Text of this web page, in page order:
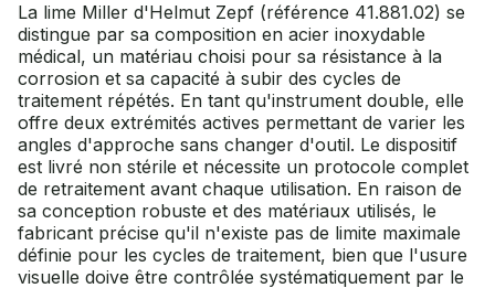
La lime Miller d'Helmut Zepf (référence 41.881.02) se
distingue par sa composition en acier inoxydable
médical, un matériau choisi pour sa résistance à la
corrosion et sa capacité à subir des cycles de
traitement répétés. En tant qu'instrument double, elle
offre deux extrémités actives permettant de varier les
angles d'approche sans changer d'outil. Le dispositif
est livré non stérile et nécessite un protocole complet
de retraitement avant chaque utilisation. En raison de
sa conception robuste et des matériaux utilisés, le
fabricant précise qu'il n'existe pas de limite maximale
définie pour les cycles de traitement, bien que l'usure
visuelle doive être contrôlée systématiquement par le